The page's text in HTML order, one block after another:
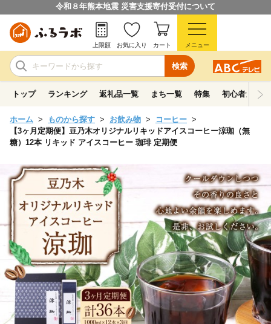
令和８年熊本地震 災害支援寄付受付について
検索
上限額 お気に入り カート メニュー
トップ ランキング 返礼品一覧 まち一覧 特集 初心者ガイド
ホーム ものから探す お飲み物
コーヒー
【3ヶ月定期便】豆乃木オリジナルリキッドアイスコーヒー涼珈（無
糖）12本 リキッド アイスコーヒー 珈琲 定期便